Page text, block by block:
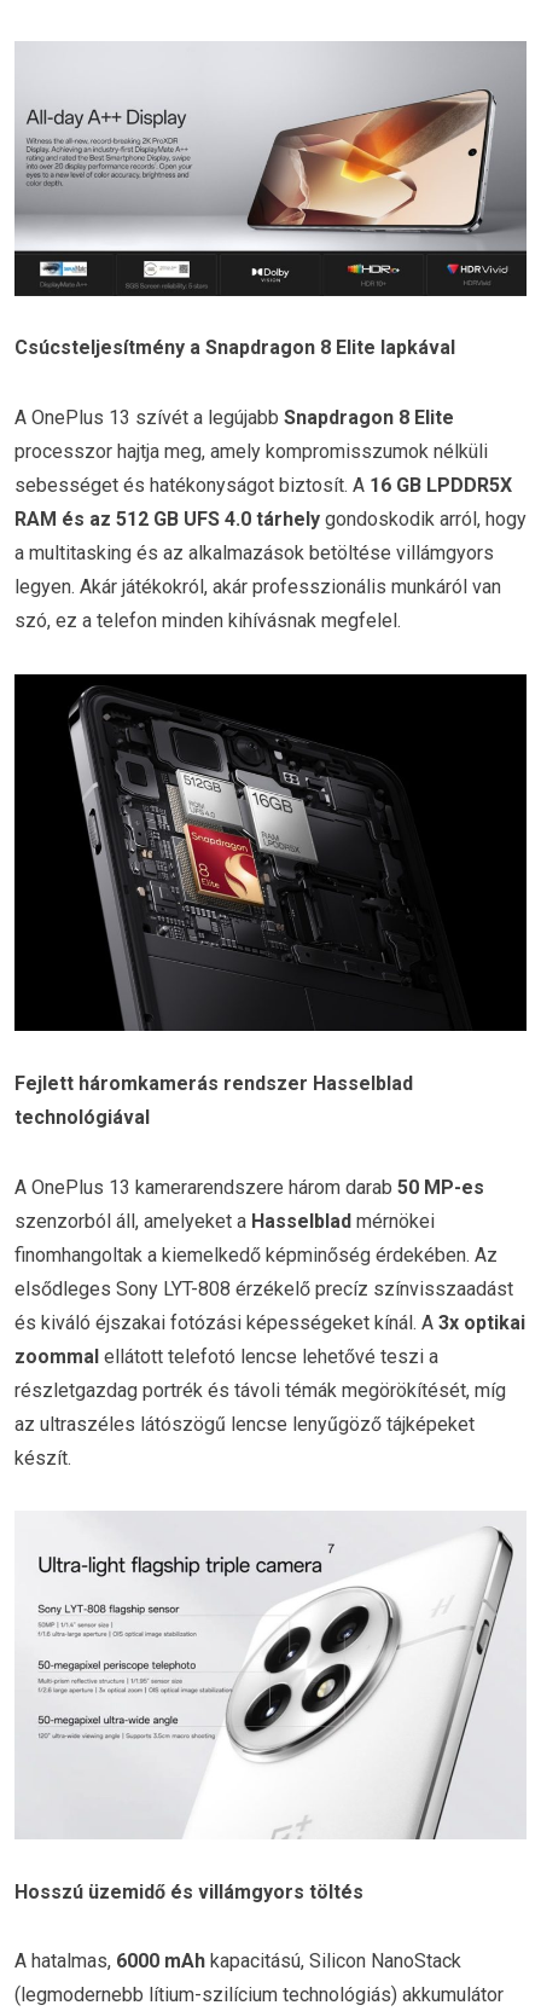
Csúcsteljesítmény a Snapdragon 8 Elite lapkával
A OnePlus 13 szívét a legújabb Snapdragon 8 Elite
processzor hajtja meg, amely kompromisszumok nélküli
sebességet és hatékonyságot biztosít. A 16 GB LPDDR5X
RAM és az 512 GB UFS 4.0 tárhely gondoskodik arról, hogy
a multitasking és az alkalmazások betöltése villámgyors
legyen. Akár játékokról, akár professzionális munkáról van
szó, ez a telefon minden kihívásnak megfelel.
Fejlett háromkamerás rendszer Hasselblad
technológiával
A OnePlus 13 kamerarendszere három darab 50 MP-es
szenzorból áll, amelyeket a Hasselblad mérnökei
finomhangoltak a kiemelkedő képminőség érdekében. Az
elsődleges Sony LYT-808 érzékelő precíz színvisszaadást
és kiváló éjszakai fotózási képességeket kínál. A 3x optikai
zoommal ellátott telefotó lencse lehetővé teszi a
részletgazdag portrék és távoli témák megörökítését, míg
az ultraszéles látószögű lencse lenyűgöző tájképeket
készít.
Hosszú üzemidő és villámgyors töltés
A hatalmas, 6000 mAh kapacitású, Silicon NanoStack
(legmodernebb lítium-szilícium technológiás) akkumulátor